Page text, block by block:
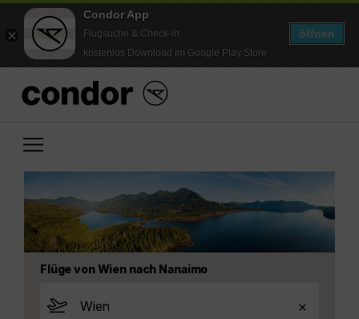
Condor App
Flugsuche & Check-in
kostenlos Download im Google Play Store
öffnen
Flüge von Wien nach Nanaimo